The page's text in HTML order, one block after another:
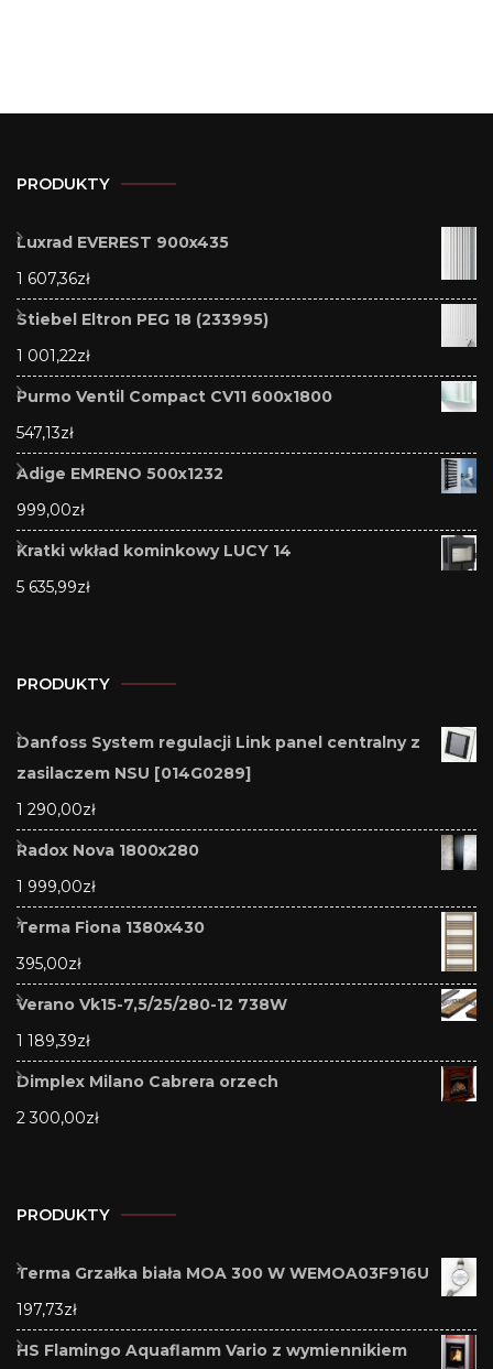
PRODUKTY
Luxrad EVEREST 900x435
1 607,36zł
Stiebel Eltron PEG 18 (233995)
1 001,22zł
Purmo Ventil Compact CV11 600x1800
547,13zł
Adige EMRENO 500x1232
999,00zł
Kratki wkład kominkowy LUCY 14
5 635,99zł
PRODUKTY
Danfoss System regulacji Link panel centralny z
zasilaczem NSU [014G0289]
1 290,00zł
Radox Nova 1800x280
1 999,00zł
Terma Fiona 1380x430
395,00zł
Verano Vk15-7,5/25/280-12 738W
1 189,39zł
Dimplex Milano Cabrera orzech
2 300,00zł
PRODUKTY
Terma Grzałka biała MOA 300 W WEMOA03F916U
197,73zł
HS Flamingo Aquaflamm Vario z wymiennikiem